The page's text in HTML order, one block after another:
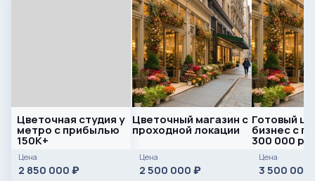
Цветочная студия у
метро с прибылью
150К+
Цена
2 850 000 ₽
Цветочный магазин с
проходной локации
Цена
2 500 000 ₽
Готовый
бизнес с
300 000
Цена
3 500 000